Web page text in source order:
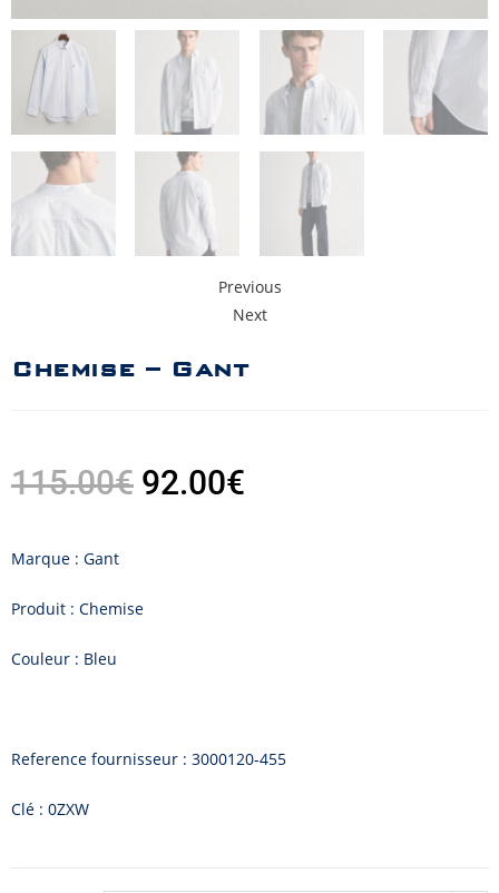
Previous
Next
Chemise – Gant
115.00€ 92.00€
Marque : Gant
Produit : Chemise
Couleur : Bleu
Reference fournisseur : 3000120-455
Clé : 0ZXW